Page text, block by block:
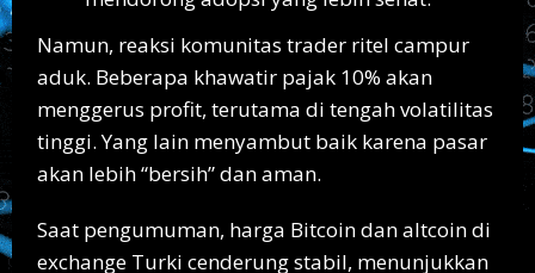
Namun, reaksi komunitas trader ritel campur
aduk. Beberapa khawatir pajak 10% akan
menggerus profit, terutama di tengah volatilitas
tinggi. Yang lain menyambut baik karena pasar
akan lebih “bersih” dan aman.
Saat pengumuman, harga Bitcoin dan altcoin di
exchange Turki cenderung stabil, menunjukkan